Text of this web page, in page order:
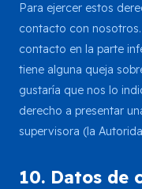
Para ejercer estos
contacto con
contacto en la parte
tiene alguna queja
gustaría que nos lo
derecho a presentar
supervisora (la
10. Datos de